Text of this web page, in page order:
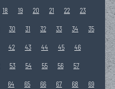
18 19 20 21 22 23
30 31 32 33 34 35
42 43 44 45 46
53 54 55 56 57
64 65 66 67 68 69